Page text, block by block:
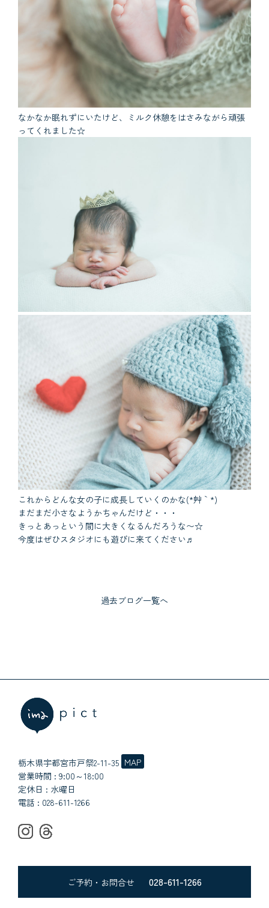
なかなか眠れずにいたけど、ミルク休憩をはさみながら頑張
ってくれました☆
これからどんな女の子に成長していくのかな(*´艸｀*)
まだまだ小さなようかちゃんだけど・・・
きっとあっという間に大きくなるんだろうな〜☆
今度はぜひスタジオにも遊びに来てください♬
過去ブログ一覧へ
栃木県宇都宮市戸祭2-11-35 MAP
営業時間 : 9:00～18:00
定休日 : 水曜日
電話 : 028-611-1266
ご予約・お問合せ 028-611-1266